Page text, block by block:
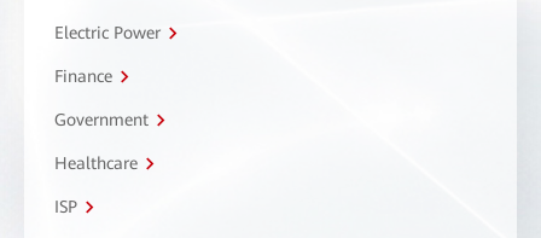
Electric Power
Finance
Government
Healthcare
ISP